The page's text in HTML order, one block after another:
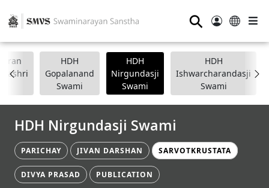
⚲
HDH
Gopalanand
Swami
HDH
Nirgundasji
Swami
HDH
Ishwarcharandasji
Swami
HDH Nirgundasji Swami
PARICHAY JIVAN DARSHAN SARVOTKRUSTATA
DIVYA PRASAD PUBLICATION